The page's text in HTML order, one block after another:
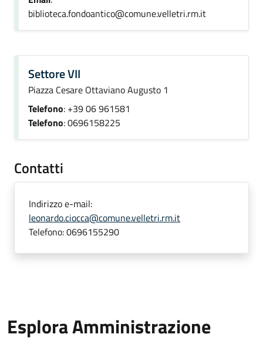
biblioteca.fondoantico@comune.velletri.rm.it
Settore VII
Piazza Cesare Ottaviano Augusto 1
Telefono: +39 06 961581
Telefono: 0696158225
Contatti
Indirizzo e-mail:
leonardo.ciocca@comune.velletri.rm.it
Telefono:0696155290
Esplora Amministrazione